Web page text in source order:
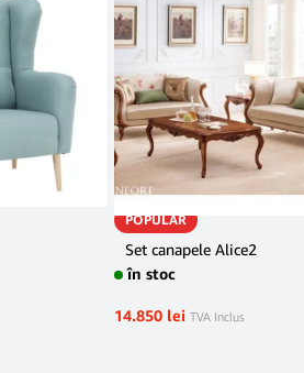
POPULAR
Set canapele Alice2
în stoc
14.850 lei TVA Inclus